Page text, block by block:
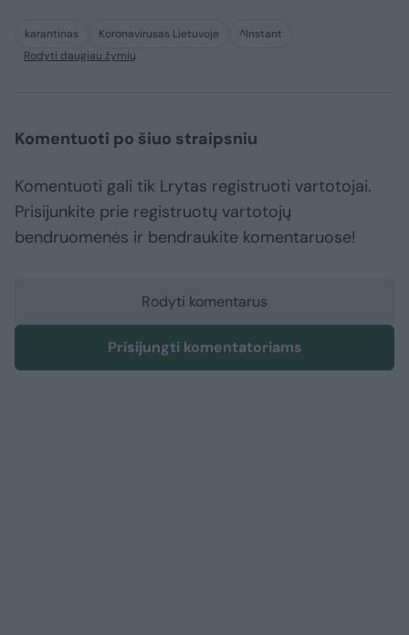
karantinas Koronavirusas Lietuvoje
^Instant
Rodyti daugiau žymių
Komentuoti po šiuo straipsniu
Komentuoti gali tik Lrytas registruoti vartotojai.
Prisijunkite prie registruotų vartotojų
bendruomenės ir bendraukite komentaruose!
Rodyti komentarus
Prisijungti komentatoriams